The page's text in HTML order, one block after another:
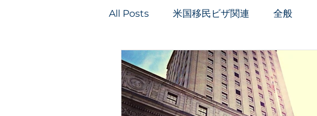
All Posts 米国移民ビザ関連 全般
日本に住む国際結婚カップル